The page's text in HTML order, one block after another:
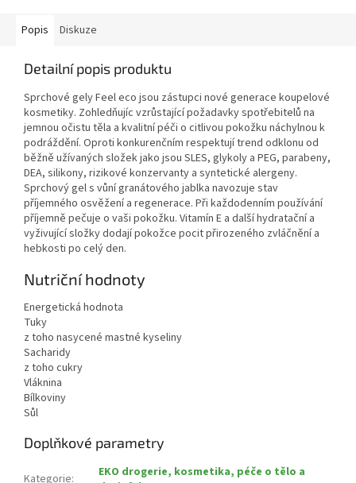
Popis Diskuze
Detailní popis produktu
Sprchové gely Feel eco jsou zástupci nové generace koupelové
kosmetiky. Zohledňujíc vzrůstající požadavky spotřebitelů na
jemnou očistu těla a kvalitní péči o citlivou pokožku náchylnou k
podráždění. Oproti konkurenčním respektují trend odklonu od
běžně užívaných složek jako jsou SLES, glykoly a PEG, parabeny,
DEA, silikony, rizikové konzervanty a syntetické alergeny.
Sprchový gel s vůní granátového jablka navozuje stav
příjemného osvěžení a regenerace. Při každodenním používání
příjemně pečuje o vaši pokožku. Vitamín E a další hydratační a
vyživující složky dodají pokožce pocit přirozeného zvláčnění a
hebkosti po celý den.
Nutriční hodnoty
Energetická hodnota
Tuky
z toho nasycené mastné kyseliny
Sacharidy
z toho cukry
Vláknina
Bílkoviny
Sůl
Doplňkové parametry
Kategorie:
EKO drogerie, kosmetika, péče o tělo a